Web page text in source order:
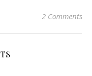
2 Comments